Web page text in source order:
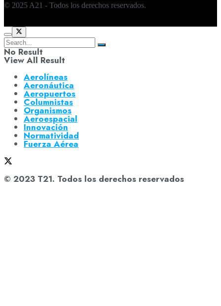
© 2025 A21 - Todos los derechos reservados.
No Result
View All Result
Aerolíneas
Aeronáutica
Aeropuertos
Columnistas
Organismos
Aeroespacial
Innovación
Normatividad
Fuerza Aérea
© 2023 T21. Todos los derechos reservados